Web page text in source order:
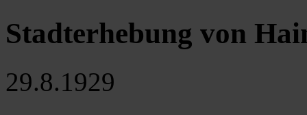
Stadterhebung von
29.8.1929